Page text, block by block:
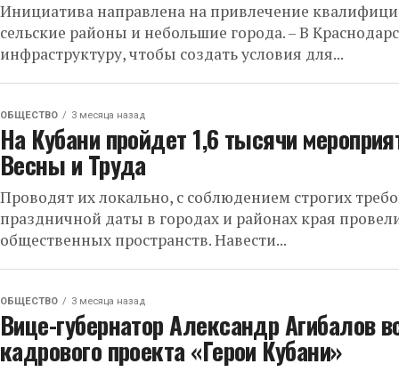
Инициатива направлена на привлечение
сельские районы и небольшие города. – В
инфраструктуру, чтобы создать условия для...
ОБЩЕСТВО 3 месяца назад
На Кубани пройдет 1,6 тысячи
Весны и Труда
Проводят их локально, с соблюдением строгих
праздничной даты в городах и районах края
общественных пространств. Навести...
ОБЩЕСТВО 3 месяца назад
Вице-губернатор Александр Агибалов
кадрового проекта «Герои Кубани»